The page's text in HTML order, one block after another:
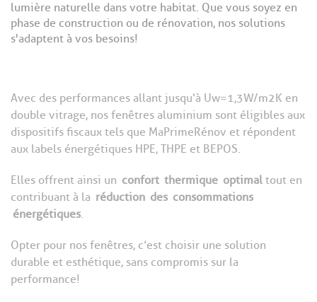
lumière naturelle dans votre habitat. Que vous soyez en
phase de construction ou de rénovation, nos solutions
s'adaptent à vos besoins!
Avec des performances allant jusqu‘à Uw=1,3W/m2K en
double vitrage, nos fenêtres aluminium sont éligibles aux
dispositifs fiscaux tels que MaPrimeRénov et répondent
aux labels énergétiques HPE, THPE et BEPOS.
Elles offrent ainsi un confort thermique optimal tout en
contribuant à la réduction des consommations
énergétiques.
Opter pour nos fenêtres, c’est choisir une solution
durable et esthétique, sans compromis sur la
performance!